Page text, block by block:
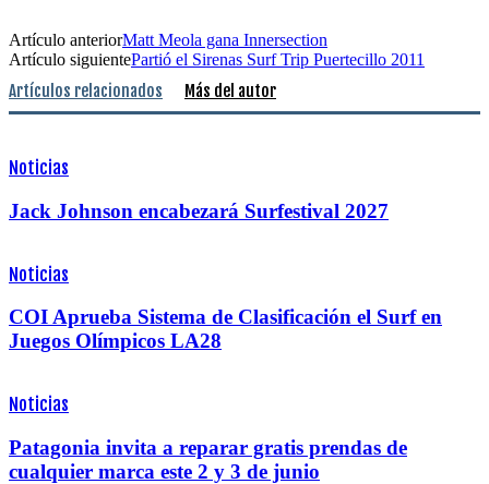
Artículo anteriorMatt Meola gana Innersection
Artículo siguientePartió el Sirenas Surf Trip Puertecillo 2011
Artículos relacionados Más del autor
Noticias
Jack Johnson encabezará Surfestival 2027
Noticias
COI Aprueba Sistema de Clasificación el Surf en
Juegos Olímpicos LA28
Noticias
Patagonia invita a reparar gratis prendas de
cualquier marca este 2 y 3 de junio